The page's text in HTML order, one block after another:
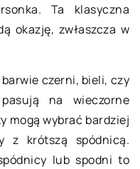
Ta klasyczna
okazję, zwłaszcza w
czerni, bieli, czy
na wieczorne
mogą wybrać bardziej
z krótszą spódnicą.
lub spodni to